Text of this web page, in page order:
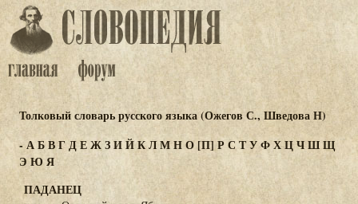
Толковый словарь русского языка (Ожегов С., Шведова Н)
-АБВГДЕЖЗИЙКЛМНО[П] Р С ТУФХЦЧШЩ
Э Ю Я
ПАДАНЕЦ